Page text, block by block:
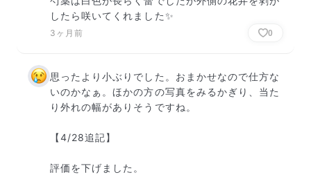
したら咲いてくれました✨
3ヶ月前 0
思ったより小ぶりでした。おまかせなので仕方な
いのかなぁ。ほかの方の写真をみるかぎり、当た
り外れの幅がありそうですね。
【4/28追記】
評価を下げました。